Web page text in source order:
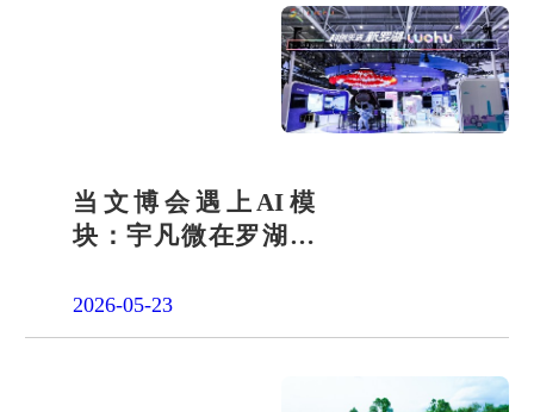
当文博会遇上AI模
块：宇凡微在罗湖展
答卷
2026-05-23